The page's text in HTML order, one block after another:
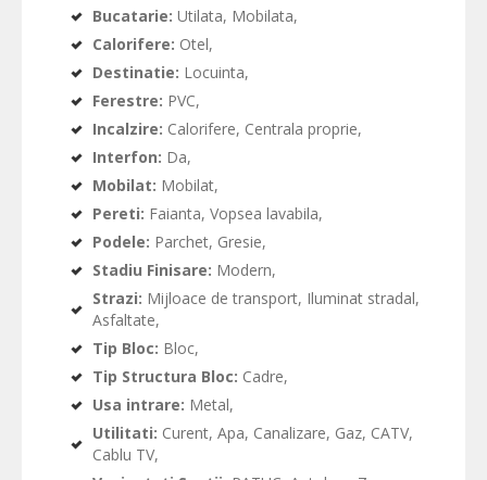
Bucatarie: Utilata, Mobilata,
Calorifere: Otel,
Destinatie: Locuinta,
Ferestre: PVC,
Incalzire: Calorifere, Centrala proprie,
Interfon: Da,
Mobilat: Mobilat,
Pereti: Faianta, Vopsea lavabila,
Podele: Parchet, Gresie,
Stadiu Finisare: Modern,
Strazi: Mijloace de transport, Iluminat stradal,
Asfaltate,
Tip Bloc: Bloc,
Tip Structura Bloc: Cadre,
Usa intrare: Metal,
Utilitati: Curent, Apa, Canalizare, Gaz, CATV,
Cablu TV,